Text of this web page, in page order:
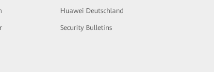
Huawei Deutschland
Security Bulletins